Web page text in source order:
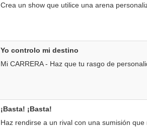
Crea un show que utilice una arena
Yo controlo mi destino
Mi CARRERA - Haz que tu rasgo de
¡Basta! ¡Basta!
Haz rendirse a un rival con una sumisión